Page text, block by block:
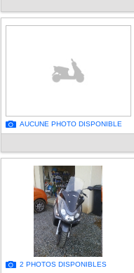
AUCUNE PHOTO DISPONIBLE
2 PHOTOS DISPONIBLES